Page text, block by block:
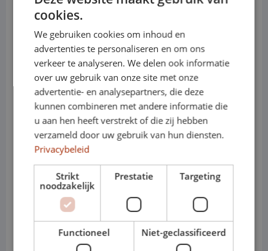
Aufkleber
Ihre Referenzen
Name der Firma
Anrede
Nachname
Telefonnummer
E-Mail-Adresse
cookies.
We gebruiken cookies om inhoud en
advertenties te personaliseren en om ons
verkeer te analyseren. We delen ook informatie
over uw gebruik van onze site met onze
advertentie- en analysepartners, die deze
kunnen combineren met andere informatie die
u aan hen heeft verstrekt of die zij hebben
verzameld door uw gebruik van hun diensten.
Privacybeleid
Strikt
noodzakelijk
Prestatie Targeting
Functioneel Niet-geclassificeerd